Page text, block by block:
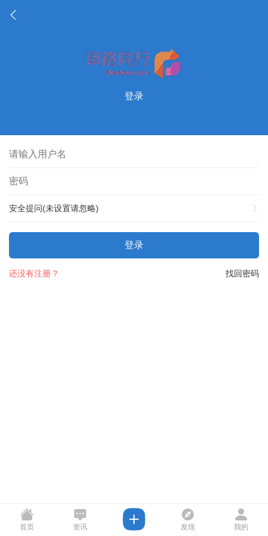
登录
安全提问(未设置请忽略)
登录
找回密码
还没有注册？
首页 资讯 发现 我的